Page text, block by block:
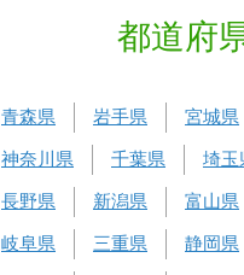
都道府
青森県 岩手県 宮城県
神奈川県 千葉県 埼玉
長野県 新潟県 富山県
岐阜県 三重県 静岡県